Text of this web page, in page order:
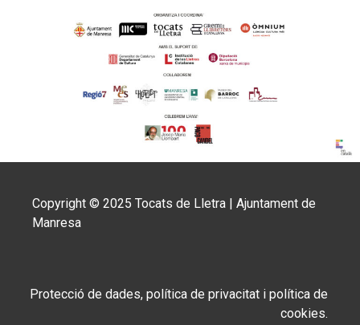
Copyright © 2025 Tocats de Lletra | Ajuntament de
Manresa
Protecció de dades, política de privacitat i política de
cookies.